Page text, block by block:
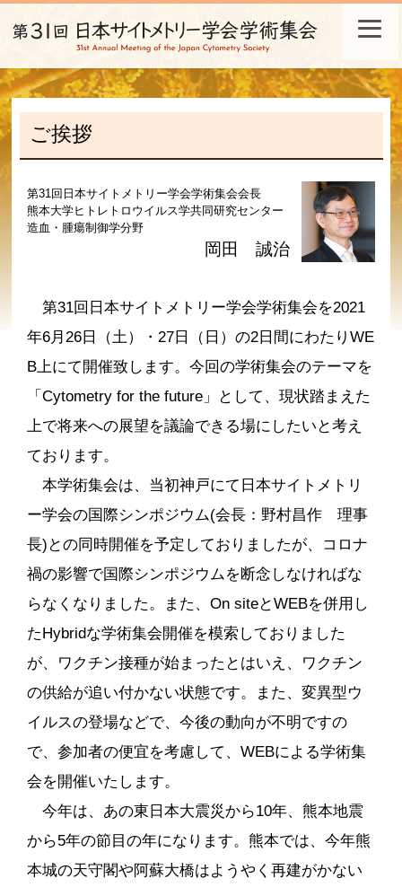
ご挨拶
第31回日本サイトメトリー学会学術集会会長
熊本大学ヒトレトロウイルス学共同研究センター
造血・腫瘍制御学分野
岡田 誠治
第31回日本サイトメトリー学会学術集会を2021
年6月26日（土）・27日（日）の2日間にわたりWE
B上にて開催致します。今回の学術集会のテーマを
「Cytometry for the future」として、現状踏まえた
上で将来への展望を議論できる場にしたいと考え
ております。
本学術集会は、当初神戸にて日本サイトメトリ
ー学会の国際シンポジウム(会長：野村昌作 理事
長)との同時開催を予定しておりましたが、コロナ
禍の影響で国際シンポジウムを断念しなければな
らなくなりました。また、On siteとWEBを併用し
たHybridな学術集会開催を模索しておりました
が、ワクチン接種が始まったとはいえ、ワクチン
の供給が追い付かない状態です。また、変異型ウ
イルスの登場などで、今後の動向が不明ですの
で、参加者の便宜を考慮して、WEBによる学術集
会を開催いたします。
今年は、あの東日本大震災から10年、熊本地震
から5年の節目の年になります。熊本では、今年熊
本城の天守閣や阿蘇大橋はようやく再建がかない
ホーム
ご挨拶
開催概要
演題募集
日程・プログラム
企業の方々へ
オンライン展示会
リンク集
お問い合わせ
参加者専用サイト